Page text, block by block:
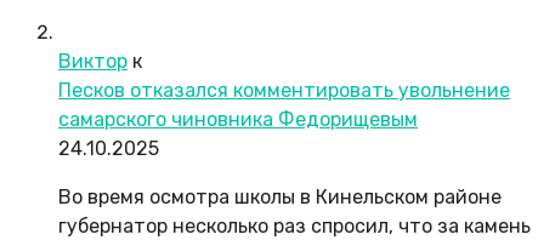
Виктор к
Песков отказался комментировать увольнение
самарского чиновника Федорищевым
24.10.2025
Во время осмотра школы в Кинельском районе
губернатор несколько раз спросил, что за камень